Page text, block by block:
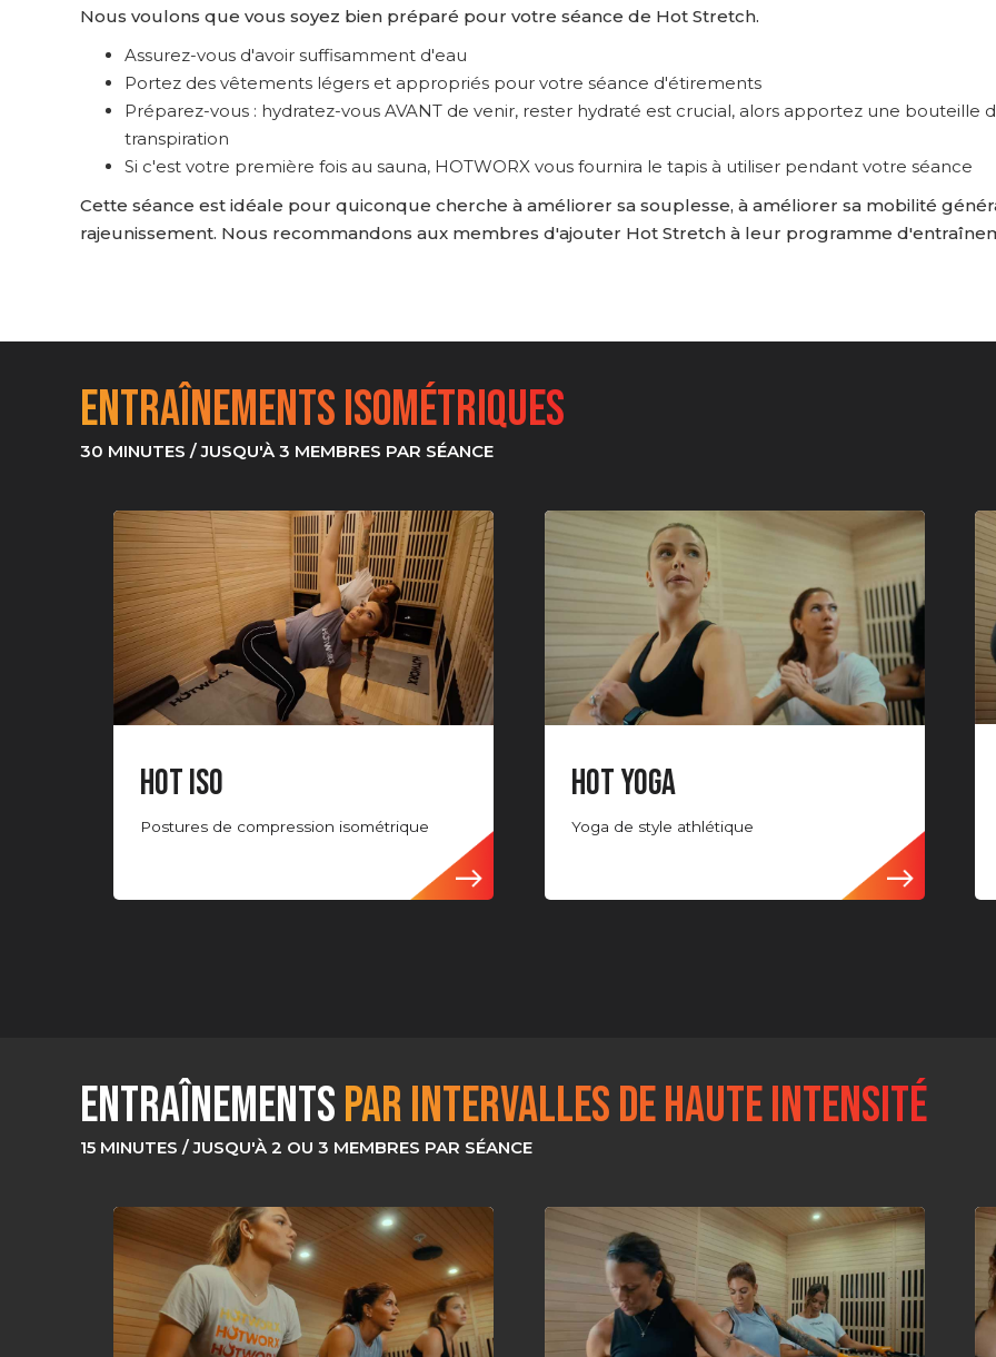
Nous voulons que vous soyez bien préparé pour votre séance de Hot Stretch.
Assurez-vous d'avoir suffisamment d'eau
Portez des vêtements légers et appropriés pour votre séance d'étirements
Préparez-vous : hydratez-vous AVANT de venir, rester hydraté est crucial, alors apportez une
transpiration
Si c'est votre première fois au sauna, HOTWORX vous fournira le tapis à utiliser pendant votre séance
Cette séance est idéale pour quiconque cherche à améliorer sa souplesse, à améliorer sa mobilité
rajeunissement. Nous recommandons aux membres d'ajouter Hot Stretch à leur programme
Entraînements isométriques
30 MINUTES / JUSQU'À 3 MEMBRES PAR SÉANCE
HOT ISO
Postures de compression isométrique
HOT YOGA
Yoga de style athlétique
EntraînementsPAR INTERVALLES DE HAUTE INTENSITÉ
15 MINUTES / JUSQU'À 2 OU 3 MEMBRES PAR SÉANCE